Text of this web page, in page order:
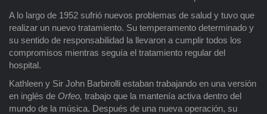
A lo largo de 1952 sufrió nuevos problemas de salud y tuvo que
realizar un nuevo tratamiento. Su temperamento determinado y
su sentido de responsabilidad la llevaron a cumplir todos los
compromisos mientras seguía el tratamiento regular del
hospital.
Kathleen y Sir John Barbirolli estaban trabajando en una versión
en inglés de Orfeo, trabajo que la mantenía activa dentro del
mundo de la música. Después de una nueva operación, su